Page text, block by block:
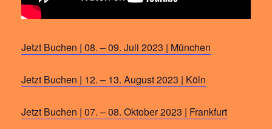
Jetzt Buchen | 08. – 09. Juli 2023 | München
Jetzt Buchen | 12. – 13. August 2023 | Köln
Jetzt Buchen | 07. – 08. Oktober 2023 | Frankfurt